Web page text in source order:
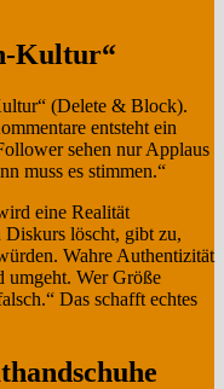
Kultur“
(Delete & Block).
entsteht ein
sehen nur Applaus
muss es stimmen.“
eine Realität
Diskurs löscht, gibt zu,
Wahre Authentizität
umgeht. Wer Größe
Das schafft echtes